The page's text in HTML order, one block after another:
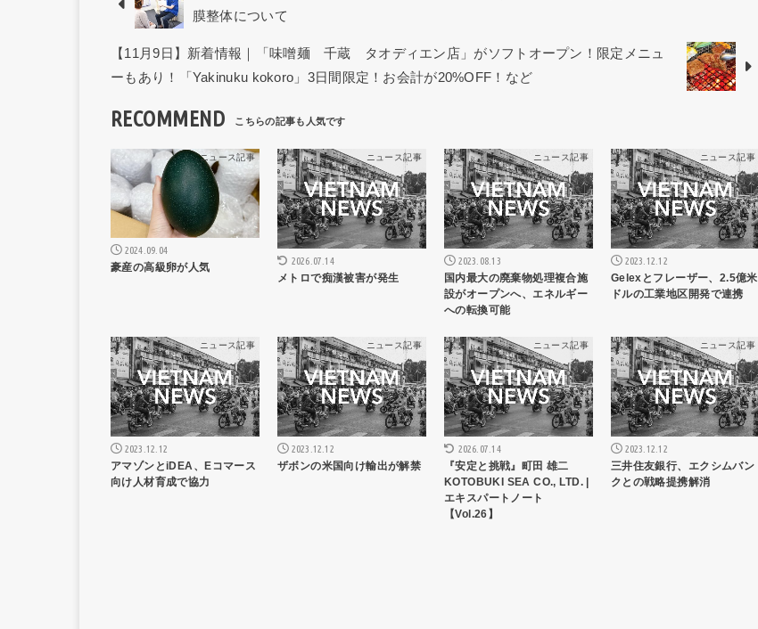
膜整体について
【11月9日】新着情報｜「味噌麺 千蔵 タオディエン店」がソフトオープン！限定メニュ
ーもあり！「Yakinuku kokoro」3日間限定！お会計が20%OFF！など
RECOMMEND
ニュース記事
2024.09.04
豪産の高級卵が人気
ニュース記事
2026.07.14
メトロで痴漢被害が発生
ニュース記事
2023.08.13
国内最大の廃棄物処理複合施
設がオープンへ、エネルギー
への転換可能
ニュース記事
2023.12.12
Gelexとフレーザー、2.5億米
ドルの工業地区開発で連携
ニュース記事
2023.12.12
アマゾンとiDEA、Eコマース
向け人材育成で協力
ニュース記事
2023.12.12
ザボンの米国向け輸出が解禁
ニュース記事
2026.07.14
『安定と挑戦』町田 雄二
KOTOBUKI SEA CO., LTD. |
エキスパートノート
【Vol.26】
ニュース記事
2023.12.12
三井住友銀行、エクシムバン
クとの戦略提携解消